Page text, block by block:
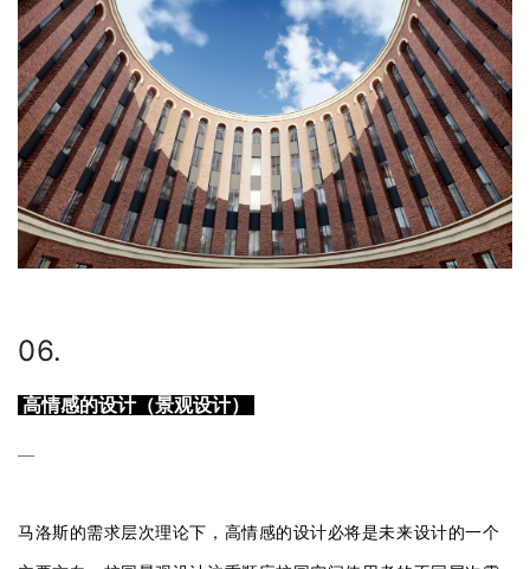
06.
高情感的设计（景观设计）
—
马洛斯的需求层次理论下，高情感的设计必将是未来设计的一个